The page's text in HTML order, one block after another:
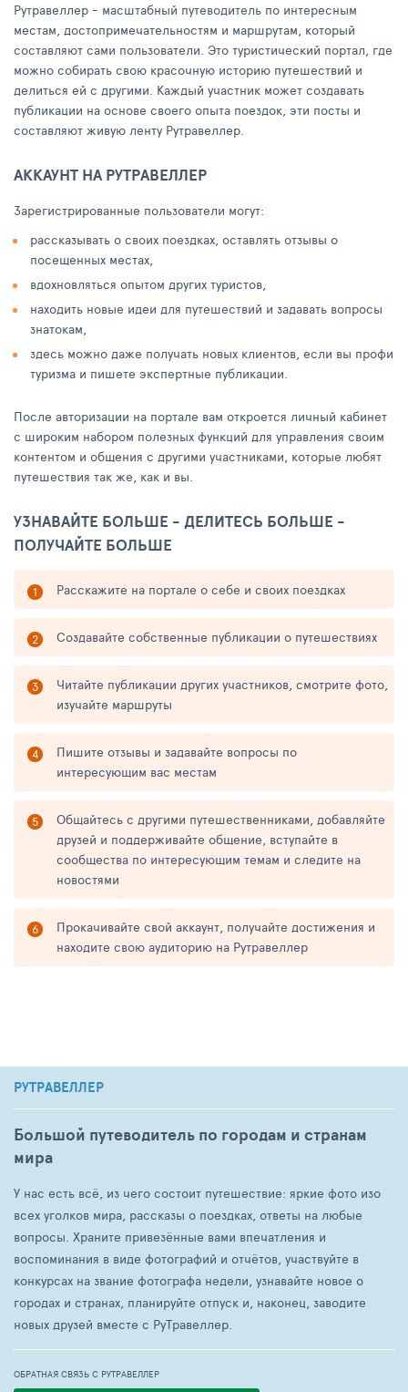
Рутравеллер - масштабный путеводитель по интересным
местам, достопримечательностям и маршрутам, который
составляют сами пользователи. Это туристический портал, где
можно собирать свою красочную историю путешествий и
делиться ей с другими. Каждый участник может создавать
публикации на основе своего опыта поездок, эти посты и
составляют живую ленту Рутравеллер.
АККАУНТ НА РУТРАВЕЛЛЕР
Зарегистрированные пользователи могут:
рассказывать о своих поездках, оставлять отзывы о
посещенных местах,
вдохновляться опытом других туристов,
находить новые идеи для путешествий и задавать вопросы
знатокам,
здесь можно даже получать новых клиентов, если вы профи
туризма и пишете экспертные публикации.
После авторизации на портале вам откроется личный кабинет
с широким набором полезных функций для управления своим
контентом и общения с другими участниками, которые любят
путешествия так же, как и вы.
УЗНАВАЙТЕ БОЛЬШЕ - ДЕЛИТЕСЬ БОЛЬШЕ -
ПОЛУЧАЙТЕ БОЛЬШЕ
Расскажите на портале о себе и своих поездках
Создавайте собственные публикации о путешествиях
Читайте публикации других участников, смотрите фото,
изучайте маршруты
Пишите отзывы и задавайте вопросы по
интересующим вас местам
Общайтесь с другими путешественниками, добавляйте
друзей и поддерживайте общение, вступайте в
сообщества по интересующим темам и следите на
новостями
Прокачивайте свой аккаунт, получайте достижения и
находите свою аудиторию на Рутравеллер
РУТРАВЕЛЛЕР
Большой путеводитель по городам и странам
мира
У нас есть всё, из чего состоит путешествие: яркие фото изо
всех уголков мира, рассказы о поездках, ответы на любые
вопросы. Храните привезённые вами впечатления и
воспоминания в виде фотографий и отчётов, участвуйте в
конкурсах на звание фотографа недели, узнавайте новое о
городах и странах, планируйте отпуск и, наконец, заводите
новых друзей вместе с РуТравеллер.
ОБРАТНАЯ СВЯЗЬ С РУТРАВЕЛЛЕР